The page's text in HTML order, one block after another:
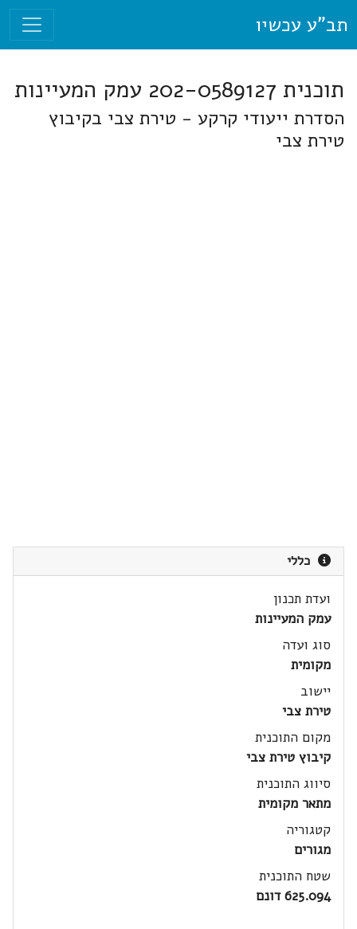
תב"ע עכשיו
תוכנית 202-0589127 עמק המעיינות
הסדרת ייעודי קרקע - טירת צבי בקיבוץ
טירת צבי
כללי
ועדת תכנון
עמק המעיינות
סוג ועדה
מקומית
יישוב
טירת צבי
מקום התוכנית
קיבוץ טירת צבי
סיווג התוכנית
מתאר מקומית
קטגוריה
מגורים
שטח התוכנית
625.094 דונם